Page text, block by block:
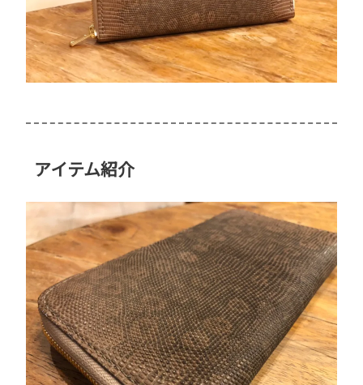
アイテム紹介